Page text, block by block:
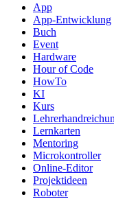
App
App-Entwicklung
Buch
Event
Hardware
Hour of Code
HowTo
KI
Kurs
Lernkarten
Mentoring
Microkontroller
Online-Editor
Projektideen
Roboter